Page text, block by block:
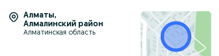
Алматы,
Алмалинский район
Алматинская область